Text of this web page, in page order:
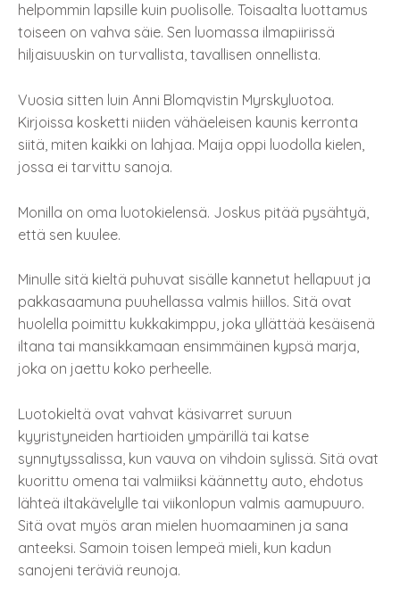
helpommin lapsille kuin puolisolle. Toisaalta luottamus
toiseen on vahva säie. Sen luomassa ilmapiirissä
hiljaisuuskin on turvallista, tavallisen onnellista.
Vuosia sitten luin Anni Blomqvistin Myrskyluotoa.
Kirjoissa kosketti niiden vähäeleisen kaunis kerronta
siitä, miten kaikki on lahjaa. Maija oppi luodolla kielen,
jossa ei tarvittu sanoja.
Monilla on oma luotokielensä. Joskus pitää pysähtyä,
että sen kuulee.
Minulle sitä kieltä puhuvat sisälle kannetut hellapuut ja
pakkasaamuna puuhellassa valmis hiillos. Sitä ovat
huolella poimittu kukkakimppu, joka yllättää kesäisenä
iltana tai mansikkamaan ensimmäinen kypsä marja,
joka on jaettu koko perheelle.
Luotokieltä ovat vahvat käsivarret suruun
kyyristyneiden hartioiden ympärillä tai katse
synnytyssalissa, kun vauva on vihdoin sylissä. Sitä ovat
kuorittu omena tai valmiiksi käännetty auto, ehdotus
lähteä iltakävelylle tai viikonlopun valmis aamupuuro.
Sitä ovat myös aran mielen huomaaminen ja sana
anteeksi. Samoin toisen lempeä mieli, kun kadun
sanojeni teräviä reunoja.